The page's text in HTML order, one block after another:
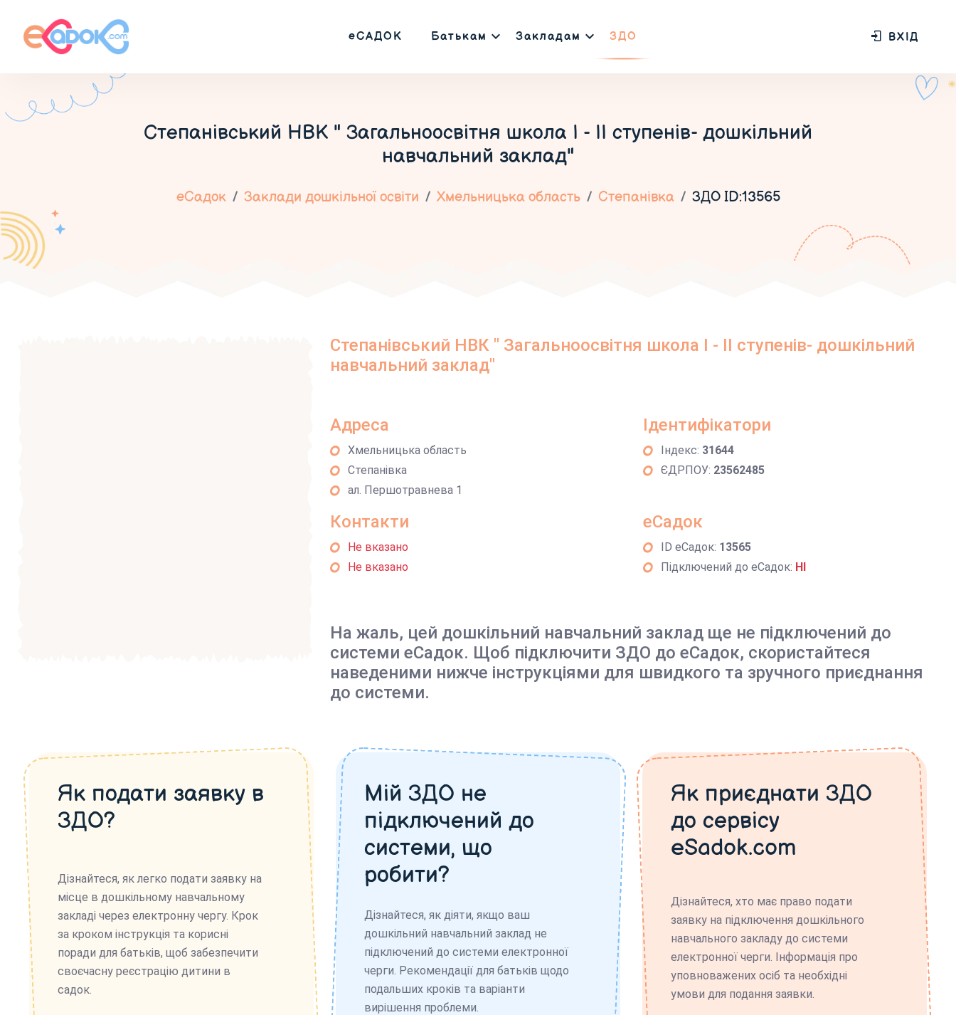
еСАДОК Батькам Закладам ЗДО ВХІД
Степанівський НВК " Загальноосвітня школа І - ІІ ступенів- дошкільний
навчальний заклад"
еСадок Заклади дошкільної освіти Хмельницька область Степанівка ЗДО ID:13565
Степанівський НВК " Загальноосвітня школа І - ІІ ступенів- дошкільний
навчальний заклад"
Адреса
Хмельницька область
Степанівка
ал. Першотравнева 1
Ідентифікатори
Індекс: 31644
ЄДРПОУ: 23562485
Контакти
Не вказано
Не вказано
еСадок
ID еСадок: 13565
Підключений до еСадок: НІ
На жаль, цей дошкільний навчальний заклад ще не підключений до
системи еСадок. Щоб підключити ЗДО до еСадок, скористайтеся
наведеними нижче інструкціями для швидкого та зручного приєднання
до системи.
Як подати заявку в
ЗДО?
Дізнайтеся, як легко подати заявку на
місце в дошкільному навчальному
закладі через електронну чергу. Крок
за кроком інструкція та корисні
поради для батьків, щоб забезпечити
своєчасну реєстрацію дитини в
садок.
Мій ЗДО не
підключений до
системи, що
робити?
Дізнайтеся, як діяти, якщо ваш
дошкільний навчальний заклад не
підключений до системи електронної
черги. Рекомендації для батьків щодо
подальших кроків та варіанти
вирішення проблеми.
Як приєднати ЗДО
до сервісу
eSadok.com
Дізнайтеся, хто має право подати
заявку на підключення дошкільного
навчального закладу до системи
електронної черги. Інформація про
уповноважених осіб та необхідні
умови для подання заявки.